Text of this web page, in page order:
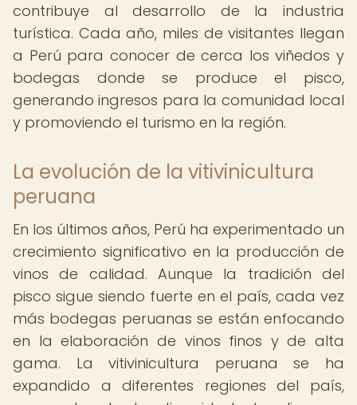
contribuye al desarrollo de la industria
turística. Cada año, miles de visitantes llegan
a Perú para conocer de cerca los viñedos y
bodegas donde se produce el pisco,
generando ingresos para la comunidad local
y promoviendo el turismo en la región.
La evolución de la vitivinicultura
peruana
En los últimos años, Perú ha experimentado un
crecimiento significativo en la producción de
vinos de calidad. Aunque la tradición del
pisco sigue siendo fuerte en el país, cada vez
más bodegas peruanas se están enfocando
en la elaboración de vinos finos y de alta
gama. La vitivinicultura peruana se ha
expandido a diferentes regiones del país,